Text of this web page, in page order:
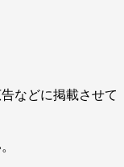
などに掲載させて